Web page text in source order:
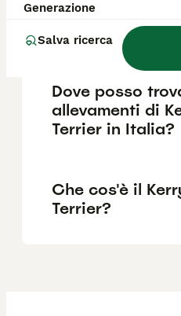
Generazione
Salva ricerca
Qual è il
Kerry Blue
Dove posso
allevamenti di
Terrier in Italia?
Che cos'è il
Terrier?